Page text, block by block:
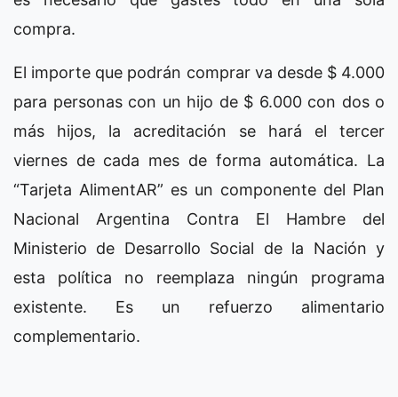
compra.
El importe que podrán comprar va desde $ 4.000
para personas con un hijo de $ 6.000 con dos o
más hijos, la acreditación se hará el tercer
viernes de cada mes de forma automática. La
“Tarjeta AlimentAR” es un componente del Plan
Nacional Argentina Contra El Hambre del
Ministerio de Desarrollo Social de la Nación y
esta política no reemplaza ningún programa
existente. Es un refuerzo alimentario
complementario.